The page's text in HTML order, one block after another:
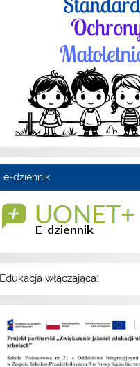
e-dziennik
Edukacja włączająca: